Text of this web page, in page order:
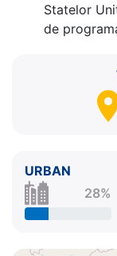
Statelor
de
URBAN
28%